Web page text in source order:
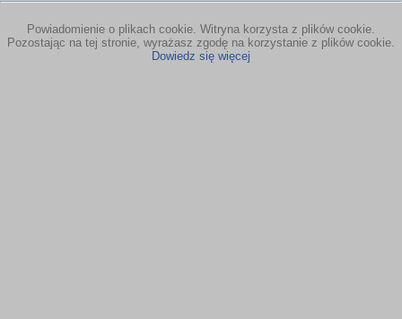
Powiadomienie o plikach cookie. Witryna korzysta z plików cookie.
Pozostając na tej stronie, wyrażasz zgodę na korzystanie z plików cookie.
Dowiedz się więcej